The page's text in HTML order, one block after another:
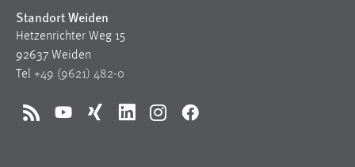
Standort Weiden
Hetzenrichter Weg 15
92637 Weiden
Tel +49 (9621) 482-0
RSS YouTubeXing LinkedInInstagramFacebook